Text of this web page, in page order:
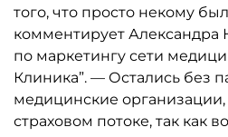
того, что просто некому
комментирует Александра
по маркетингу сети
Клиника”. — Остались без
медицинские
страховом потоке, так как